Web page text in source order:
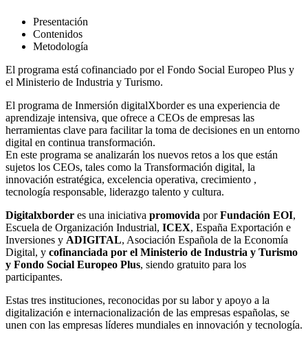
Presentación
Contenidos
Metodología
El programa está cofinanciado por el Fondo Social Europeo Plus y
el Ministerio de Industria y Turismo.
El programa de Inmersión digitalXborder es una experiencia de
aprendizaje intensiva, que ofrece a CEOs de empresas las
herramientas clave para facilitar la toma de decisiones en un entorno
digital en continua transformación.
En este programa se analizarán los nuevos retos a los que están
sujetos los CEOs, tales como la Transformación digital, la
innovación estratégica, excelencia operativa, crecimiento ,
tecnología responsable, liderazgo talento y cultura.
Digitalxborder es una iniciativa promovida porFundación EOI,
Escuela de Organización Industrial, ICEX, España Exportación e
Inversiones y ADIGITAL, Asociación Española de la Economía
Digital, y cofinanciada por el Ministerio de Industria y Turismo
y Fondo Social Europeo Plus, siendo gratuito para los
participantes.
Estas tres instituciones, reconocidas por su labor y apoyo a la
digitalización e internacionalización de las empresas españolas, se
unen con las empresas líderes mundiales en innovación y tecnología.